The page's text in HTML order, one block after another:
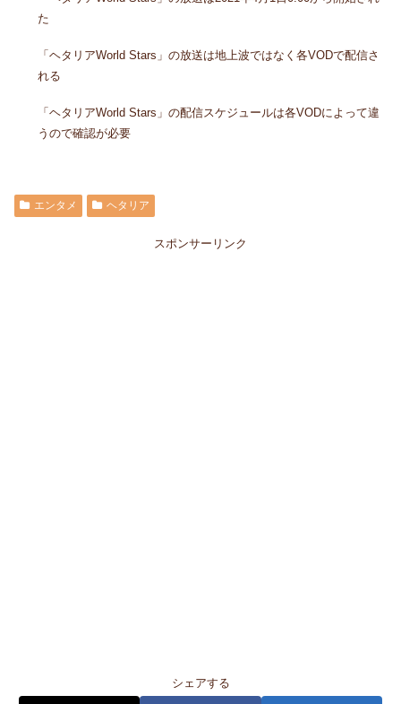
た
「ヘタリアWorld Stars」の放送は地上波ではなく各VODで配信さ
れる
「ヘタリアWorld Stars」の配信スケジュールは各VODによって違
うので確認が必要
エンタメ ヘタリア
スポンサーリンク
シェアする